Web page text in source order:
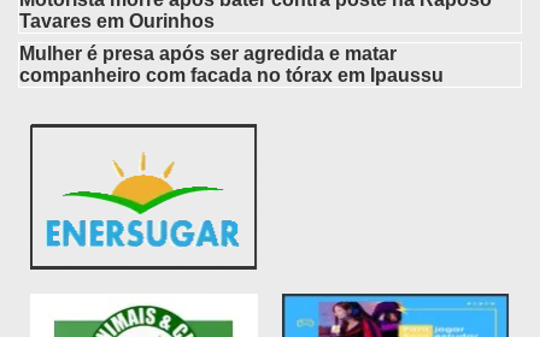
Tavares em Ourinhos
Mulher é presa após ser agredida e matar
companheiro com facada no tórax em Ipaussu